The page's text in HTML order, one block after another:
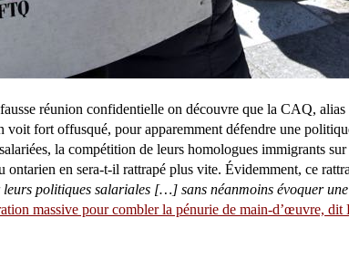
réunion confidentielle on découvre que la CAQ,
voit fort offusqué, pour apparemment défendre une
la compétition de leurs homologues immigrants
en sera-t-il rattrapé plus vite. Évidemment, ce
politiques salariales […] sans néanmoins évoquer une
massive pour combler la pénurie de main-d’œuvre, dit